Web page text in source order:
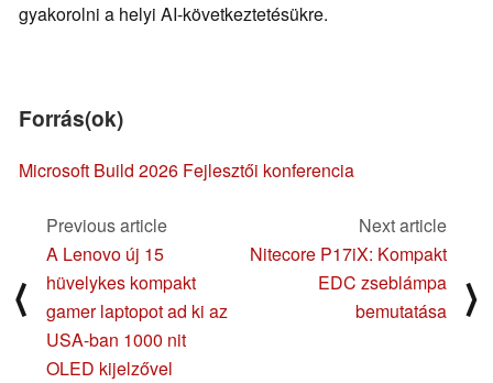
gyakorolni a helyi AI-következtetésükre.
Forrás(ok)
Microsoft Build 2026 Fejlesztői konferencia
⟨
Previous article
A Lenovo új 15
hüvelykes kompakt
gamer laptopot ad ki az
USA-ban 1000 nit
OLED kijelzővel
Next article
Nitecore P17iX: Kompakt
EDC zseblámpa
bemutatása
⟩